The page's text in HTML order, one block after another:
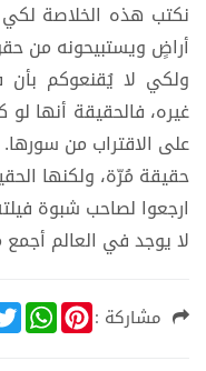
نكتب هذه الخلاصة
أراضٍ ويستبيحونه من
ولكي لا يُقنعوكم بأن
غيره، فالحقيقة أنها
على الاقتراب من سورها.
حقيقة مُرّة، ولكنها
ارجعوا لصاحب شبوة
لا يوجد في العالم
مشاركة : T
w
W
h
P
i